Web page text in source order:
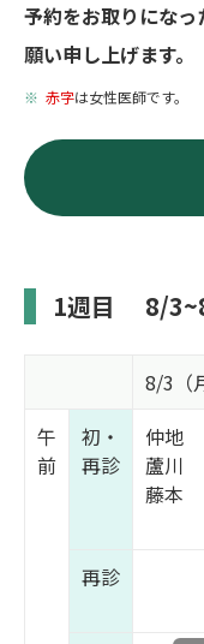
予約をお取りにな
願い申し上げます。
赤字は女性医師です。
1週目 8/
8/3（
午
前
初・
再診
仲地
蘆川
藤本
再診